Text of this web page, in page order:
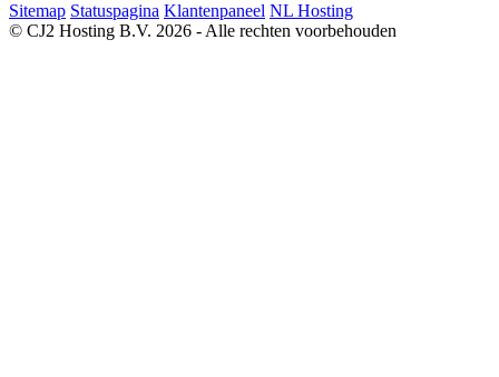
Sitemap Statuspagina Klantenpaneel NL Hosting
© CJ2 Hosting B.V. 2026 - Alle rechten voorbehouden